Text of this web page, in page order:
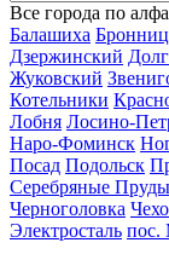
Все города по
Балашиха
Дзержинский
Жуковский
Котельники
Лобня Лосино-
Наро-Фоминск
Посад Подольск
Серебряные Пруды
Черноголовка
Электросталь пос.